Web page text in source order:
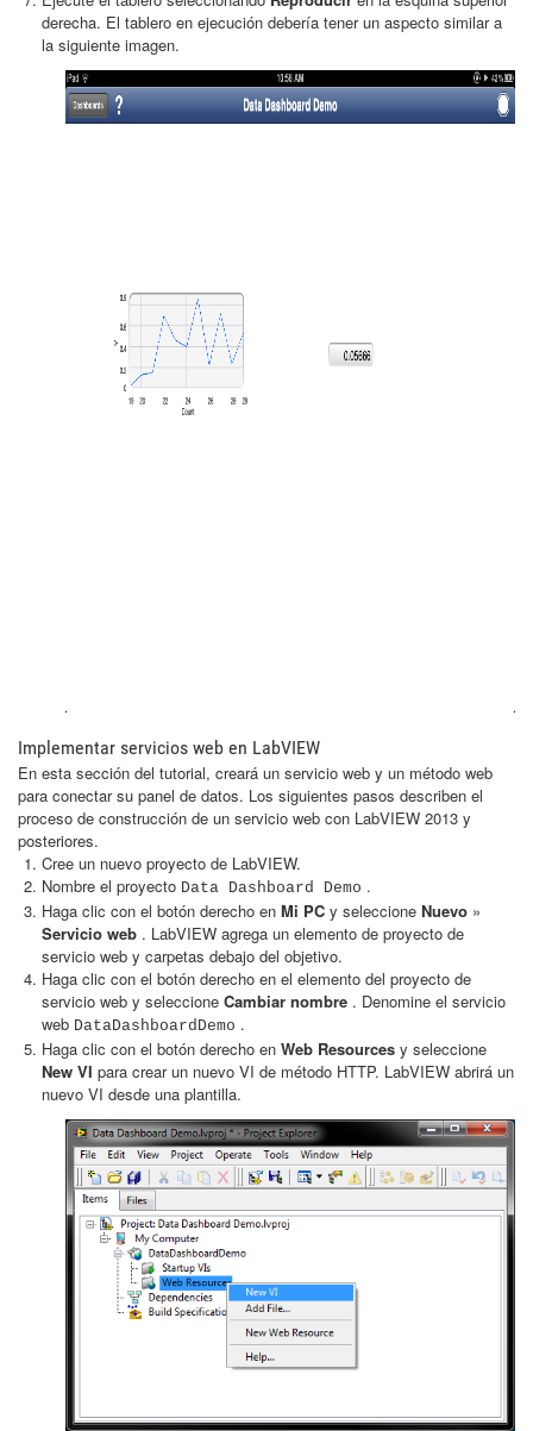
derecha. El tablero en ejecución debería tener un aspecto similar a
la siguiente imagen.
Implementar servicios web en LabVIEW
En esta sección del tutorial, creará un servicio web y un método web
para conectar su panel de datos. Los siguientes pasos describen el
proceso de construcción de un servicio web con LabVIEW 2013 y
posteriores.
Cree un nuevo proyecto de LabVIEW.
Nombre el proyecto Data Dashboard Demo .
Haga clic con el botón derecho en Mi PC y seleccione Nuevo »
Servicio web . LabVIEW agrega un elemento de proyecto de
servicio web y carpetas debajo del objetivo.
Haga clic con el botón derecho en el elemento del proyecto de
servicio web y seleccione Cambiar nombre . Denomine el servicio
web DataDashboardDemo .
Haga clic con el botón derecho en Web Resources y seleccione
New VI para crear un nuevo VI de método HTTP. LabVIEW abrirá un
nuevo VI desde una plantilla.